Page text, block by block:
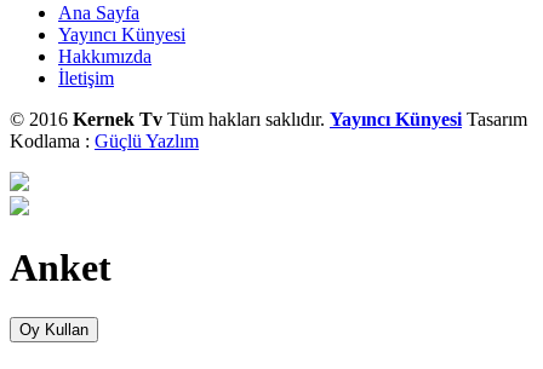
Ana Sayfa
Yayıncı Künyesi
Hakkımızda
İletişim
© 2016 Kernek Tv Tüm hakları saklıdır. Yayıncı Künyesi Tasarım
Kodlama : Güçlü Yazlım
Anket